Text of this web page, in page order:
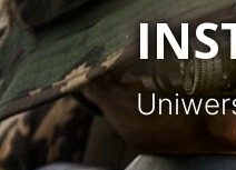
Panel zarządzania plikami